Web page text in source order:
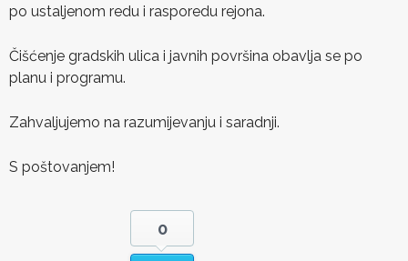
po ustaljenom redu i rasporedu rejona.
Čišćenje gradskih ulica i javnih površina obavlja se po
planu i programu.
Zahvaljujemo na razumijevanju i saradnji.
S poštovanjem!
0